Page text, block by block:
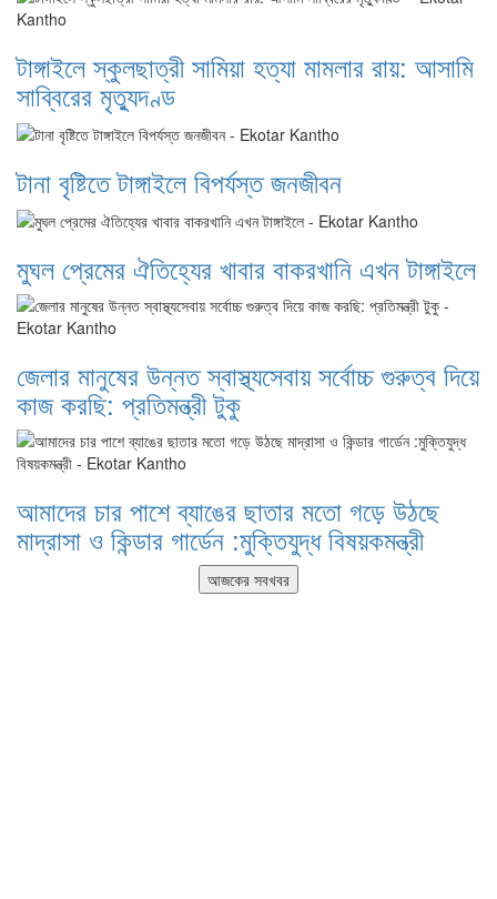
টাঙ্গাইলে স্কুলছাত্রী সামিয়া হত্যা মামলার রায়: আসামি
সাব্বিরের মৃত্যুদণ্ড
টানা বৃষ্টিতে টাঙ্গাইলে বিপর্যস্ত জনজীবন
মুঘল প্রেমের ঐতিহ্যের খাবার বাকরখানি এখন টাঙ্গাইলে
জেলার মানুষের উন্নত স্বাস্থ্যসেবায় সর্বোচ্চ গুরুত্ব দিয়ে
কাজ করছি: প্রতিমন্ত্রী টুকু
আমাদের চার পাশে ব্যাঙের ছাতার মতো গড়ে উঠছে
মাদ্রাসা ও কিন্ডার গার্ডেন :মুক্তিযুদ্ধ বিষয়কমন্ত্রী